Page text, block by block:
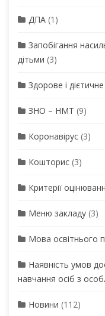
ДПА (1)
Запобігання
дітьми (3)
Здорове і
ЗНО – НМТ (9)
Коронавірус (3)
Кошторис (3)
Критерії
Меню закладу (3)
Мова освітнього
Наявність умов
навчання осіб з
Новини (112)